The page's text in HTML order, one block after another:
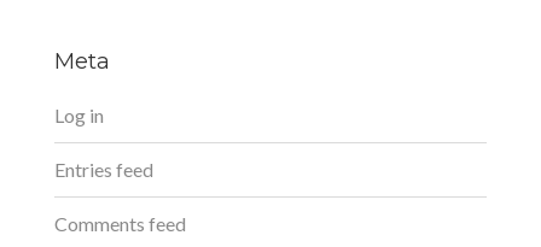
Meta
Log in
Entries feed
Comments feed